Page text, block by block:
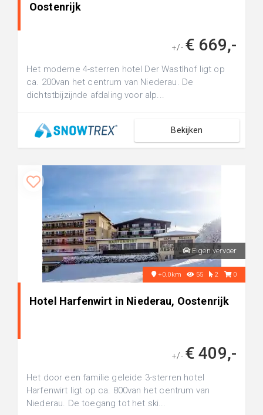
Oostenrijk
+/- € 669,-
Het moderne 4-sterren hotel Der Wastlhof ligt op
ca. 200van het centrum van Niederau. De
dichtstbijzijnde afdaling voor alp...
Bekijken
Eigen vervoer
+0.0km 55 2 0
Hotel Harfenwirt in Niederau, Oostenrijk
+/- € 409,-
Het door een familie geleide 3-sterren hotel
Harfenwirt ligt op ca. 800van het centrum van
Niederau. De toegang tot het ski...